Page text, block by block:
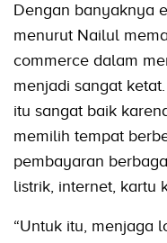
Dengan banyaknya
menurut Nailul
commerce dalam
menjadi sangat
itu sangat baik
memilih tempat
pembayaran
listrik, internet, kartu
“Untuk itu, menjaga